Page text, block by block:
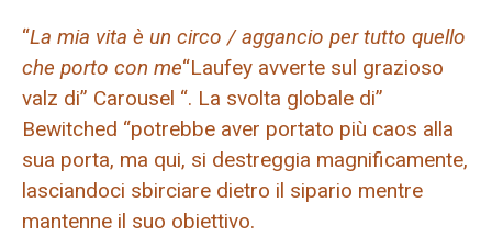
“La mia vita è un circo / aggancio per tutto quello
che porto con me“Laufey avverte sul grazioso
valz di” Carousel “. La svolta globale di”
Bewitched “potrebbe aver portato più caos alla
sua porta, ma qui, si destreggia magnificamente,
lasciandoci sbirciare dietro il sipario mentre
mantenne il suo obiettivo.